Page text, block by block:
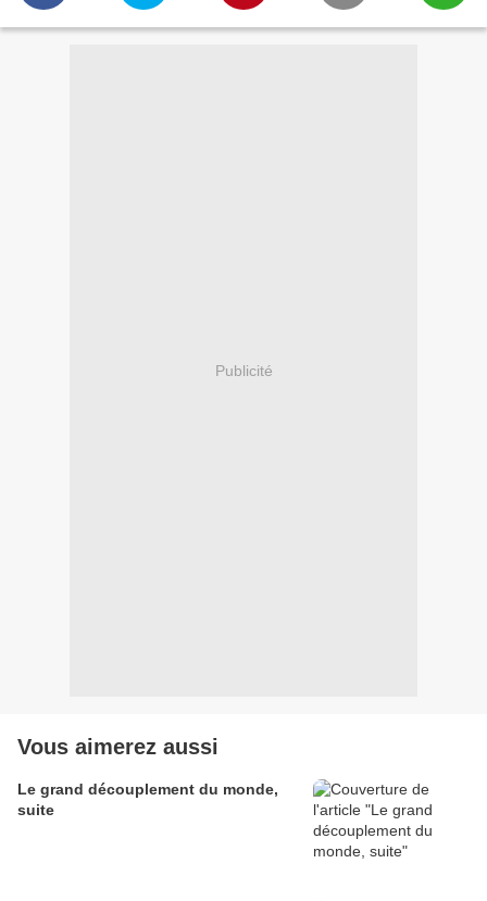
Publicité
Vous aimerez aussi
Le grand découplement du monde,
suite